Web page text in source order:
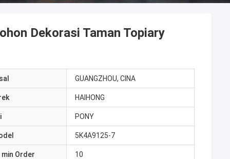
Dekorasi Taman Topiary
GUANGZHOU, CINA
HAIHONG
PONY
5K4A9125-7
Order 10